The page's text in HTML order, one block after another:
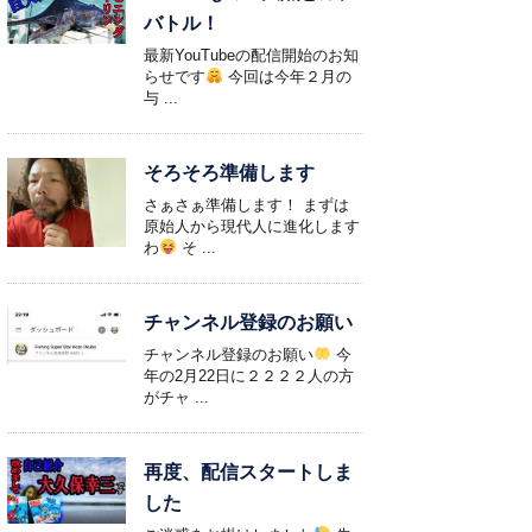
バトル！
最新YouTubeの配信開始のお知
らせです
今回は今年２月の
与 ...
そろそろ準備します
さぁさぁ準備します！ まずは
原始人から現代人に進化します
わ
そ ...
チャンネル登録のお願い
チャンネル登録のお願い
今
年の2月22日に２２２２人の方
がチャ ...
再度、配信スタートしま
した